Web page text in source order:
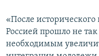
«После
Россией прошло не
необходимым